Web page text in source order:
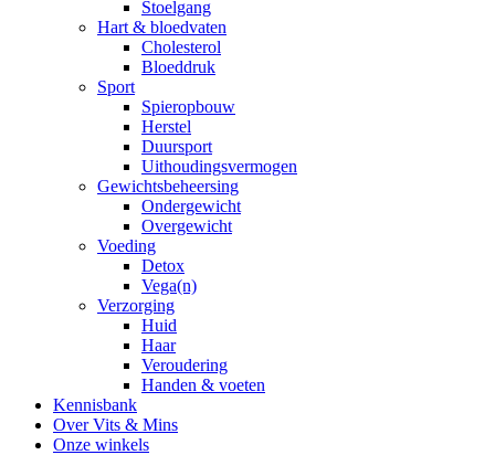
Stoelgang
Hart & bloedvaten
Cholesterol
Bloeddruk
Sport
Spieropbouw
Herstel
Duursport
Uithoudingsvermogen
Gewichtsbeheersing
Ondergewicht
Overgewicht
Voeding
Detox
Vega(n)
Verzorging
Huid
Haar
Veroudering
Handen & voeten
Kennisbank
Over Vits & Mins
Onze winkels